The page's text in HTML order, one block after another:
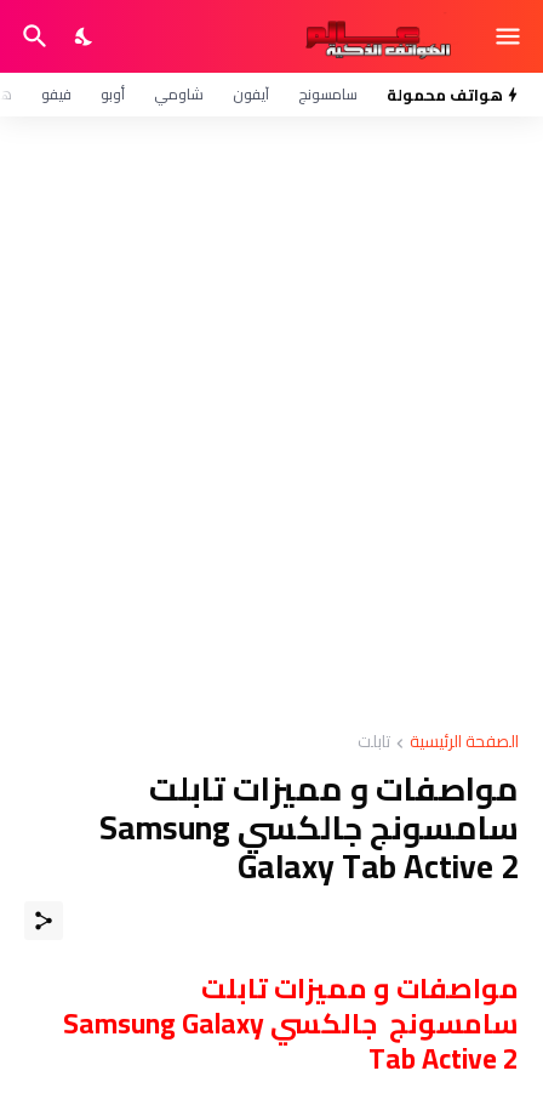
هواتف محمولة سامسونج آيفون شاومي أوبو فيفو
الصفحة الرئيسية تابلت
مواصفات و مميزات تابلت
سامسونج جالكسي Samsung
Galaxy Tab Active 2
مواصفات و مميزات تابلت
سامسونج جالكسي Samsung Galaxy
Tab Active 2